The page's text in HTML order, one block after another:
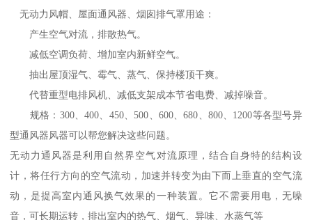
无动力风帽、屋面通风器、烟囱排气罩用途：
产生空气对流，排散热气。
减低空调负荷、增加室内新鲜空气。
抽出屋顶湿气、霉气、蒸气、保持楼顶干爽。
代替重型电排风机、减低支架成本节省电费、减掉噪音。
规格：300、400、450、500、600、680、800、1200等各型号异
型通风器风器可以帮您解决这些问题。
无动力通风器是利用自然界空气对流原理，结合自身特的结构设
计，将任行方向的空气流动，加速并转变为由下而上垂直的空气流
动，是提高室内通风换气效果的一种装置。它不需要用电，无噪
音，可长期运转，排出室内的热气、烟气、异味、水蒸气等